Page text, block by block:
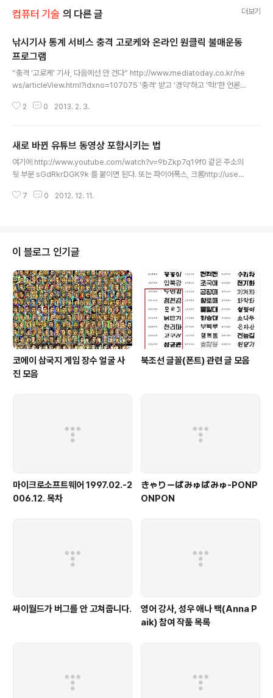
컴퓨터 기술 의 다른 글 더보기
낚시기사 통계 서비스 충격 고로케와 온라인 원클릭 불매운동
프로그램
“충격 ‘고로케’ 기사, 다음에선 안 건다” http://www.mediatoday.co.kr/ne
ws/articleView.html?idxno=107075 '충격' 받고 '경악'하고 '헉!'한 언론
4 “헉, 이런 숨막히는 뉴스가”…충격 고로케 http://www.bloter.net/archiv
색어는 다음과 같습니다. "충격 경악 결국 멘붕 이럴수가 알고보니 무슨일 살아
있네 폭소 속보 헉! 몸매 미모 숨막히는 얼짱女 최근한온라인커뮤니티" 좋은 ..
2 0 2013. 2. 3.
새로 바뀐 유튜브 동영상 포함시키는 법
여기에 http://www.youtube.com/watch?v=9bZkp7q19f0 같은 주소의
뒷 부분 sGdRkrDGK9k 를 붙이면 된다. 또는 파이어폭스, 크롬http://users
net/ut_convert.html 사파리를 이용한다.
7 0 2012. 12. 11.
이 블로그 인기글
코에이 삼국지 게임 장수 얼굴 사
진 모음
북조선 글꼴(폰트) 관련 글 모음
마이크로소프트웨어 1997.02.-2
006.12. 목차
きゃりーぱみゅぱみゅ-PONP
ONPON
싸이월드가 버그를 안 고쳐줍니다.
영어 강사, 성우 애나 백(Anna P
aik) 참여 작품 목록